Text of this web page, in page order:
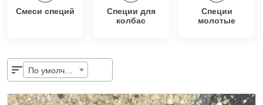
Смеси специй
Специи для
колбас
Специи
молотые